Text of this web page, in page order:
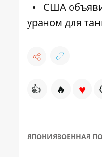
США
ураном для
👍 🔥 ♥
ЯПОНИЯВОЕННАЯ